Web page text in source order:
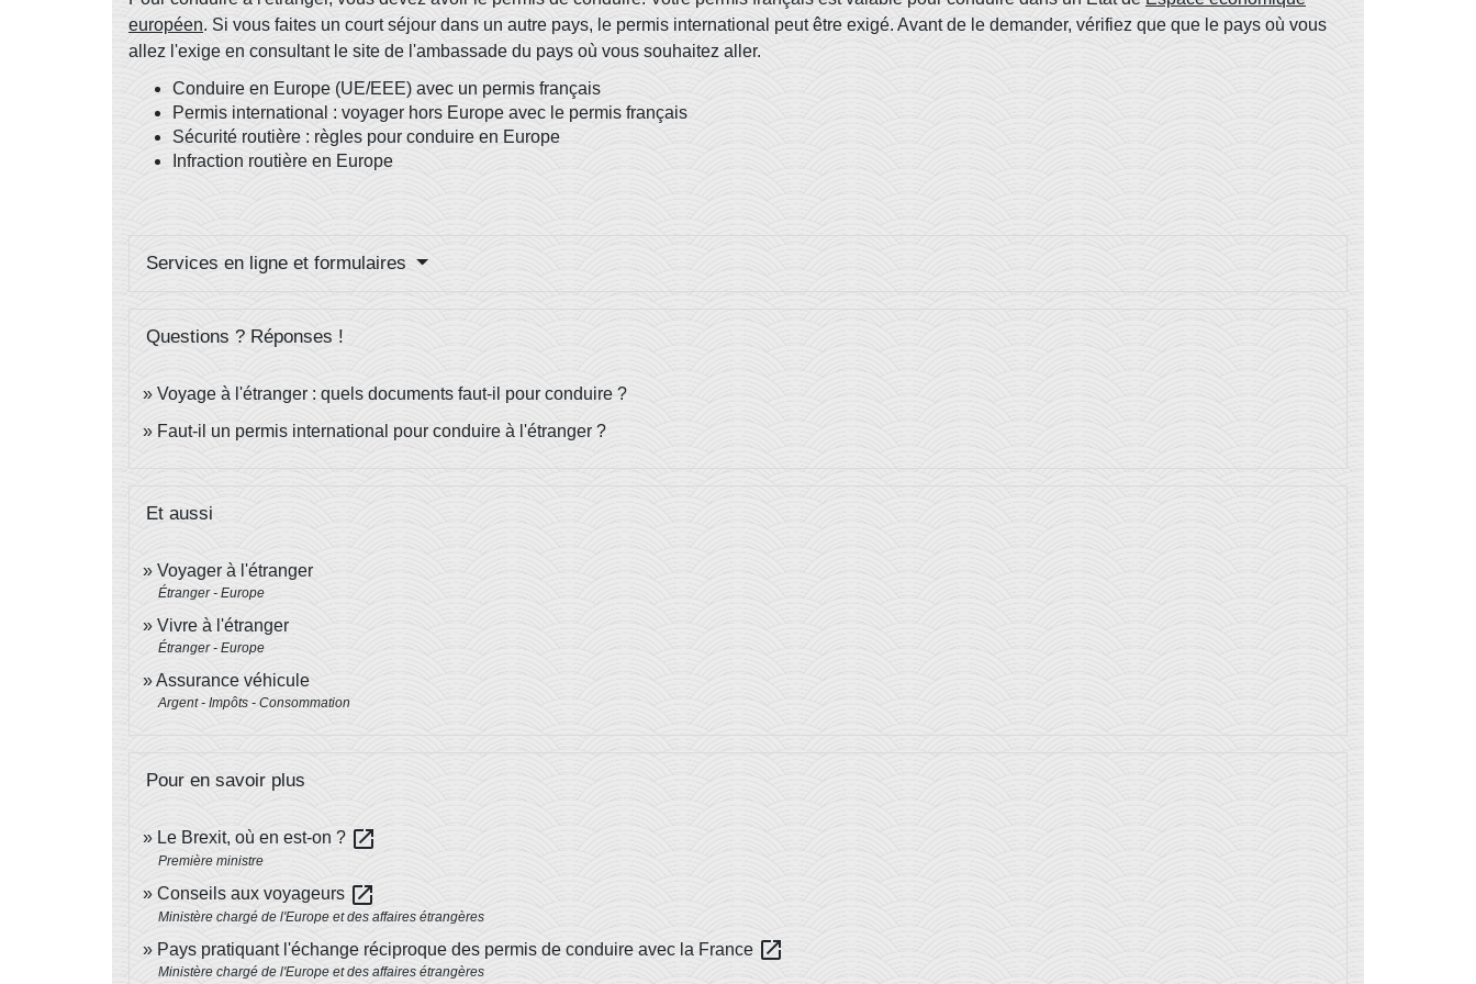
européen. Si vous faites un court séjour dans un autre pays, le permis international peut être exigé. Avant de le demander, vérifiez que que le pays où vous
allez l'exige en consultant le site de l'ambassade du pays où vous souhaitez aller.
Conduire en Europe (UE/EEE) avec un permis français
Permis international : voyager hors Europe avec le permis français
Sécurité routière : règles pour conduire en Europe
Infraction routière en Europe
Services en ligne et formulaires
Questions ? Réponses !
Voyage à l'étranger : quels documents faut-il pour conduire ?
Faut-il un permis international pour conduire à l'étranger ?
Et aussi
Voyager à l'étranger
Étranger - Europe
Vivre à l'étranger
Étranger - Europe
Assurance véhicule
Argent - Impôts - Consommation
Pour en savoir plus
Le Brexit, où en est-on ? open_in_new
Première ministre
Conseils aux voyageurs open_in_new
Ministère chargé de l'Europe et des affaires étrangères
Pays pratiquant l'échange réciproque des permis de conduire avec la France open_in_new
Ministère chargé de l'Europe et des affaires étrangères